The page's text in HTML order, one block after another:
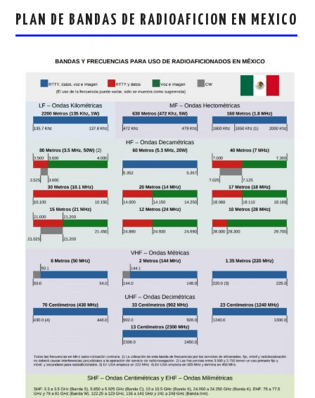
PLAN DE BANDAS DE RADIOAFICION EN MEXICO